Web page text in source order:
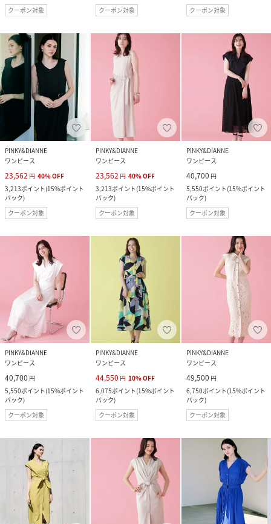
クーポン対象
クーポン対象
クーポン対象
PINKY&DIANNE
ワンピース
23,562 円 40%OFF
3,213ポイント(15%ポイント
バック)
クーポン対象
PINKY&DIANNE
ワンピース
23,562 円 40%OFF
3,213ポイント(15%ポイント
バック)
クーポン対象
PINKY&DIANNE
ワンピース
40,700 円
5,550ポイント(15%ポイント
バック)
クーポン対象
PINKY&DIANNE
ワンピース
40,700 円
5,550ポイント(15%ポイント
バック)
クーポン対象
PINKY&DIANNE
ワンピース
44,550 円 10%OFF
6,075ポイント(15%ポイント
バック)
クーポン対象
PINKY&DIANNE
ワンピース
49,500 円
6,750ポイント(15%ポイント
バック)
クーポン対象